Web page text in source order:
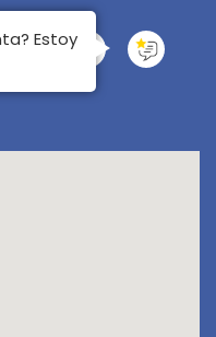
Estoy